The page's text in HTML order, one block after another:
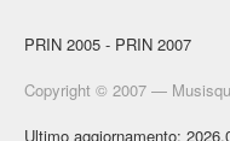
PRIN 2005 - PRIN 2007
Copyright © 2007 —
Ultimo aggiornamento: